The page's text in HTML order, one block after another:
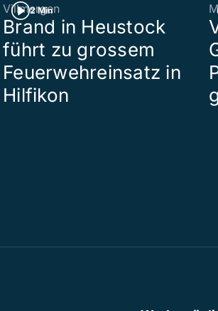
2 Min
Villmergen
Brand in Heustock
führt zu grossem
Feuerwehreinsatz in
Hilfikon